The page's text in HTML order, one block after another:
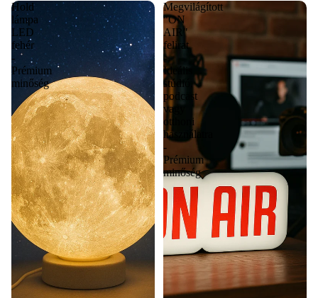
Hold
lámpa
LED
fehér
-
Prémium
minőség
Megvilágított
"ON
AIR"
felirat
-
Ideális
stúdió,
podcast
vagy
otthoni
használatra
-
Prémium
minőség